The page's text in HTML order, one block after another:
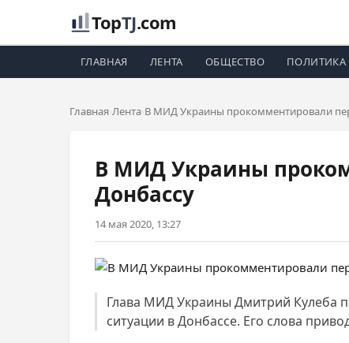
TopTJ.com
ГЛАВНАЯ ЛЕНТА ОБЩЕСТВО ПОЛИТИКА
Главная Лента В МИД Украины прокомментировали
В МИД Украины
Донбассу
14 мая 2020, 13:27
Глава МИД Украины Дмитрий Кулеба
ситуации в Донбассе. Его слова